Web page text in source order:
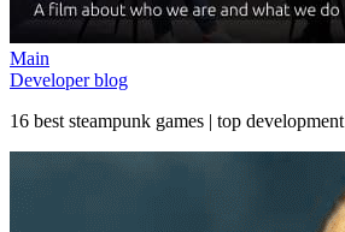
Main
Developer blog
16 best steampunk games | top development